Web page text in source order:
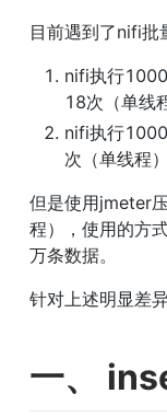
目前遇到了nifi批
nifi执行
18次（单线
nifi执行
次（单线程）
但是使用jmeter
程），使用的方
万条数据。
针对上述明显差
一、